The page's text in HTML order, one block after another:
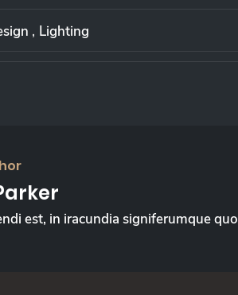
, Lighting
est, in iracundia signiferumque